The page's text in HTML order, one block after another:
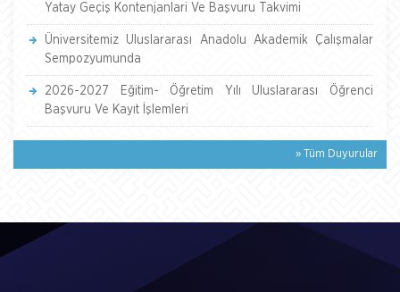
Yatay Geçiş Kontenjanlari Ve Başvuru Takvimi
Üniversitemiz Uluslararası Anadolu Akademik Çalışmalar
Sempozyumunda
2026-2027 Eğitim- Öğretim Yılı Uluslararası Öğrenci
Başvuru Ve Kayıt İşlemleri
» Tüm Duyurular